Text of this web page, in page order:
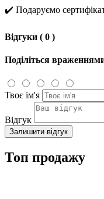
✔️ Подаруємо
Відгуки ( 0 )
Поділіться
Твоє ім'я
Відгук
Залишити відгук
Топ продажу